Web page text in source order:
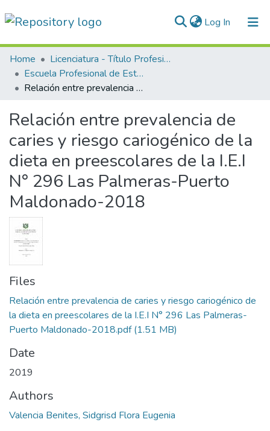
Log In (current)
Communities & Collections
All of DSpace
Normativas
Home
Licenciatura - Título Profesional
Escuela Profesional de Estomatología
Relación entre prevalencia de caries y riesgo cariogénico de la dieta en preescolares de la I.E.I N° 296 Las Palmeras-Puerto Maldonado-2018
Relación entre prevalencia de
caries y riesgo cariogénico de la
dieta en preescolares de la I.E.I
N° 296 Las Palmeras-Puerto
Maldonado-2018
Files
Relación entre prevalencia de caries y riesgo cariogénico de
la dieta en preescolares de la I.E.I N° 296 Las Palmeras-
Puerto Maldonado-2018.pdf(1.51 MB)
Date
2019
Authors
Valencia Benites, Sidgrisd Flora Eugenia